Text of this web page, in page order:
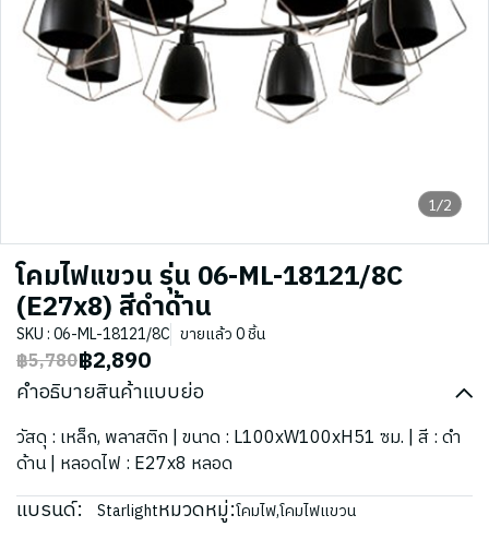
1/2
โคมไฟแขวน รุ่น 06-ML-18121/8C
(E27x8) สีดำด้าน
SKU : 06-ML-18121/8C ขายแล้ว 0 ชิ้น
฿5,780฿2,890
คำอธิบายสินค้าแบบย่อ
วัสดุ : เหล็ก, พลาสติก | ขนาด : L100xW100xH51 ซม. | สี : ดำ
ด้าน | หลอดไฟ : E27x8 หลอด
แบรนด์: Starlightหมวดหมู่:โคมไฟ,โคมไฟแขวน